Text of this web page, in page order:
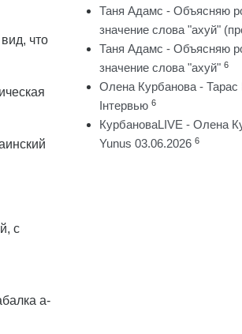
что
с
а-
Таня Адамс - Объясняю
значение слова "ахуй"
Таня Адамс - Объясняю
значение слова "ахуй" 6
Олена Курбанова - Тарас
Інтервью 6
КурбановаLIVE - Олена
Yunus 03.06.2026 6